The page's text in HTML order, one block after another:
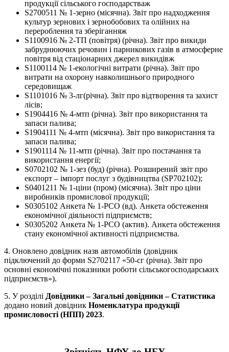
продукції сільського господарстваж
S2700511 № 1-зерно (місячна). Звіт про надходження
культур зернових і зернобобових та олійних на
перероблення та зберіганняж
S1100916 № 2-ТП (повітря) (річна). Звіт про викиди
забруднюючих речовин і парникових газів в атмосферне
повітря від стаціонарних джерел викидівж
S1100114 № 1-екологічні витрати (річна). Звіт про
витрати на охорону навколишнього природного
середовищаж
S1101016 № 3-лг(річна). Звіт про відтворення та захист
лісів;
S1904416 № 4-мтп (річна). Звіт про використання та
запаси палива;
S1904111 № 4-мтп (місячна). Звіт про використання та
запаси палива;
S1901114 № 11-мтп (річна). Звіт про постачання та
використання енергії;
S0702102 № 1-зез (буд) (річна). Розширений звіт про
експорт – імпорт послуг з будівництва (SP702102);
S0401211 № 1-ціни (пром) (місячна). Звіт про ціни
виробників промислової продукції;
S0305102 Анкета № 1-РСО (вд). Анкета обстеження
економічної діяльності підприємств;
S0305202 Анкета № 1-РСО (актив). Анкета обстеження
стану економічної активності підприємства.
4. Оновлено довідник назв автомобілів (довідник
підключений до форми S2702117 «50-сг (річна). Звіт про
основні економічні показники роботи сільськогосподарських
підприємств»).
5. У розділі Довідники – Загальні довідники – Статистика
додано новий довідник Номенклатура продукції
промисловості (НПП) 2023.